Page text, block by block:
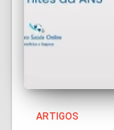
ARTIGOS